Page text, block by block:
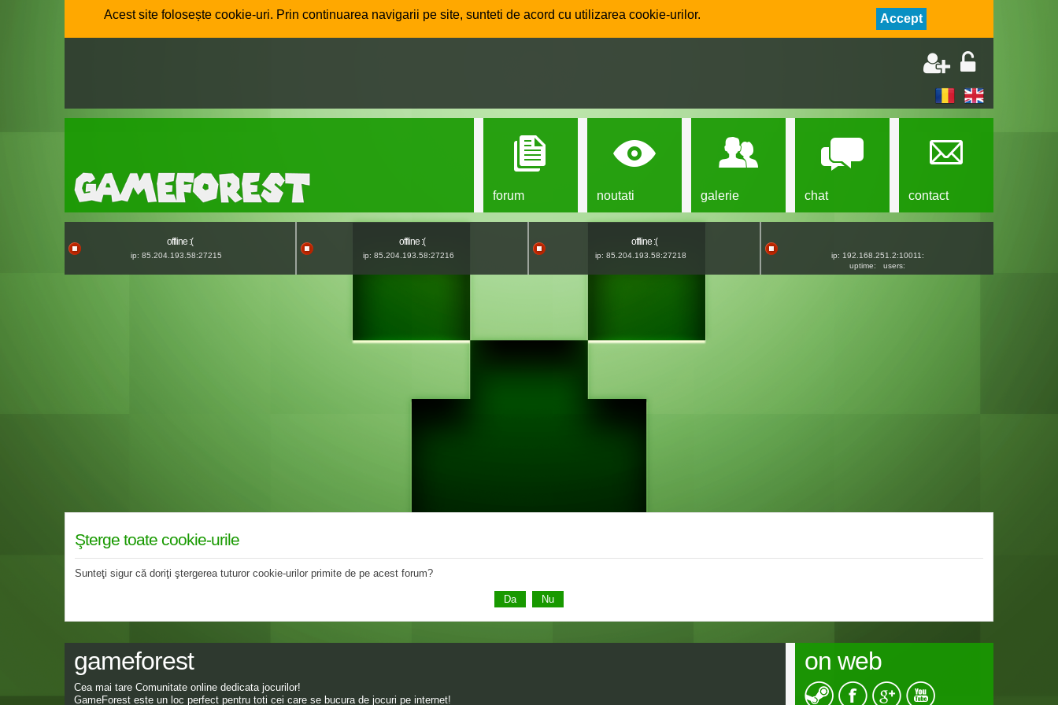
Acest site folosește cookie-uri. Prin continuarea navigarii pe site, sunteti de acord cu utilizarea cookie-urilor. Accept
forum noutati galerie chat contact
offline :(
ip: 85.204.193.58:27215
offline :(
ip: 85.204.193.58:27216
offline :(
ip: 85.204.193.58:27218
ip: 192.168.251.2:10011:
uptime:
users:
Şterge toate cookie-urile
Sunteţi sigur că doriţi ştergerea tuturor cookie-urilor primite de pe acest forum?
gameforest
Cea mai tare Comunitate online dedicata jocurilor!
GameForest este un loc perfect pentru toti cei care se bucura de jocuri pe internet!
on web